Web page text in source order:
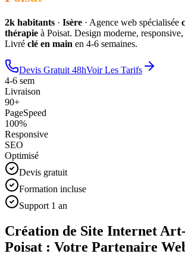
2k habitants · Isère · Agence web spécialisée
thérapie à Poisat. Design moderne,
Livré clé en main en 4-6 semaines.
Devis Gratuit 48hVoir Les Tarifs
4-6 sem
Livraison
90+
PageSpeed
100%
Responsive
SEO
Optimisé
Devis gratuit
Formation incluse
Support 1 an
Création de Site Internet
Poisat : Votre Partenaire